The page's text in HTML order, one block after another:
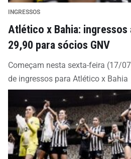
INGRESSOS
Atlético x Bahia: ingressos
29,90 para sócios GNV
Começam nesta sexta-feira (17/
de ingressos para Atlético x Bahia